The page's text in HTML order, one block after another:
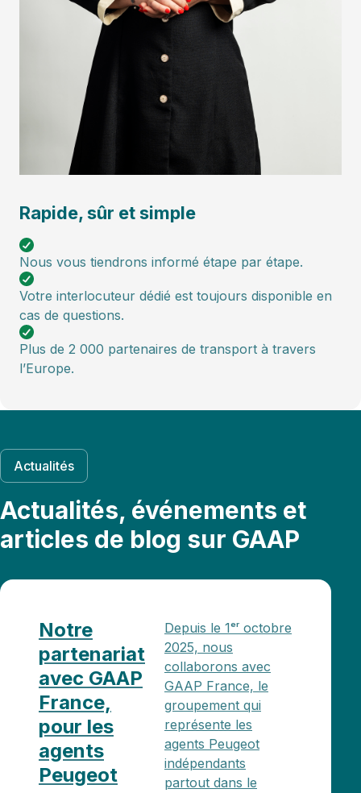
Rapide, sûr et simple
Nous vous tiendrons informé étape par étape.
Votre interlocuteur dédié est toujours disponible en
cas de questions.
Plus de 2 000 partenaires de transport à travers
l’Europe.
Actualités
Actualités, événements et
articles de blog sur GAAP
Notre
partenariat
avec GAAP
France,
pour les
agents
Peugeot
Depuis le 1ᵉʳ octobre
2025, nous
collaborons avec
GAAP France, le
groupement qui
représente les
agents Peugeot
indépendants
partout dans le